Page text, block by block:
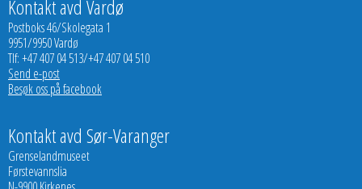
Kontakt avd Vardø
Postboks 46/Skolegata 1
9951/9950 Vardø
Tlf: +47 407 04 513/+47 407 04 510
Send e-post
Besøk oss på facebook
Kontakt avd Sør-Varanger
Grenselandmuseet
Førstevannslia